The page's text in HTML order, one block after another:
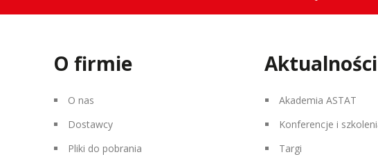
O firmie
O nas
Dostawcy
Pliki do pobrania
Aktualności
Akademia ASTAT
Konferencje i
Targi